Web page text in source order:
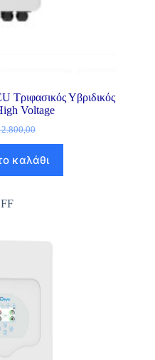
Τριφασικός Υβριδικός
Voltage
2.800,00
καλάθι